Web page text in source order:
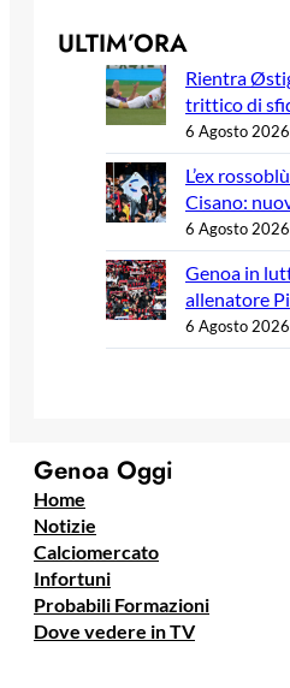
ULTIM’ORA
Rientra
trittico di
6 Agosto 2026
L’ex
Cisano:
6 Agosto 2026
Genoa in
allenatore
6 Agosto 2026
Genoa Oggi
Home
Notizie
Calciomercato
Infortuni
Probabili Formazioni
Dove vedere in TV